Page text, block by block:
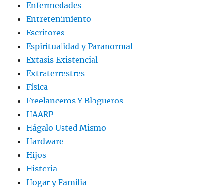
Enfermedades
Entretenimiento
Escritores
Espiritualidad y Paranormal
Extasis Existencial
Extraterrestres
Física
Freelanceros Y Blogueros
HAARP
Hágalo Usted Mismo
Hardware
Hijos
Historia
Hogar y Familia